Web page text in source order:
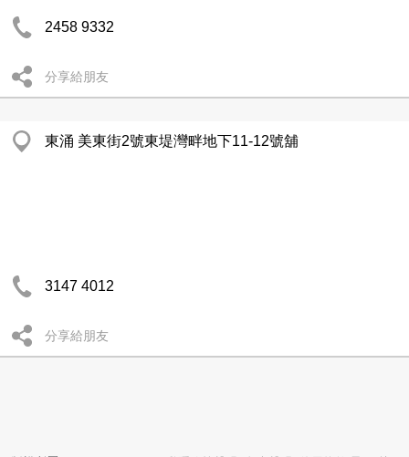
2458 9332
分享給朋友
東涌 美東街2號東堤灣畔地下11-12號舖
3147 4012
分享給朋友